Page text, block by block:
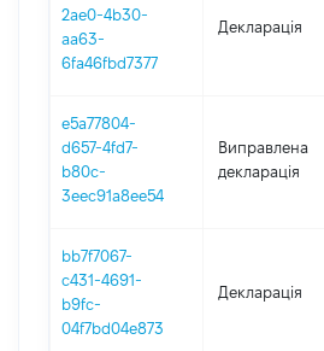
2ae0-4b30-
aa63-
6fa46fbd7377
Декларація
e5a77804-
d657-4fd7-
b80c-
3eec91a8ee54
Виправлена
декларація
bb7f7067-
c431-4691-
b9fc-
04f7bd04e873
Декларація